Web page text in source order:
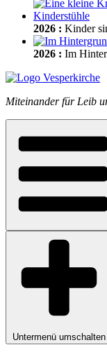
2026 : Kinder
2026 : Im
Miteinander für Leib
Untermenü umschalten